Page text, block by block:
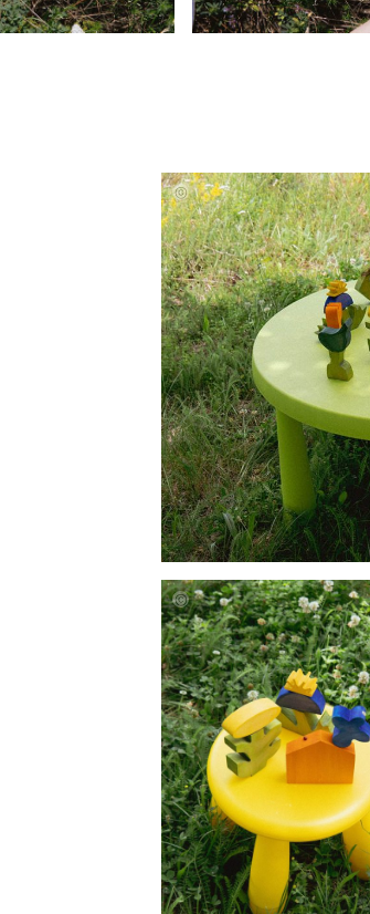
Fotography
Bachelor
Project
Alina
Lehle
Fotography
Bachelor
Project
Alina
Lehle